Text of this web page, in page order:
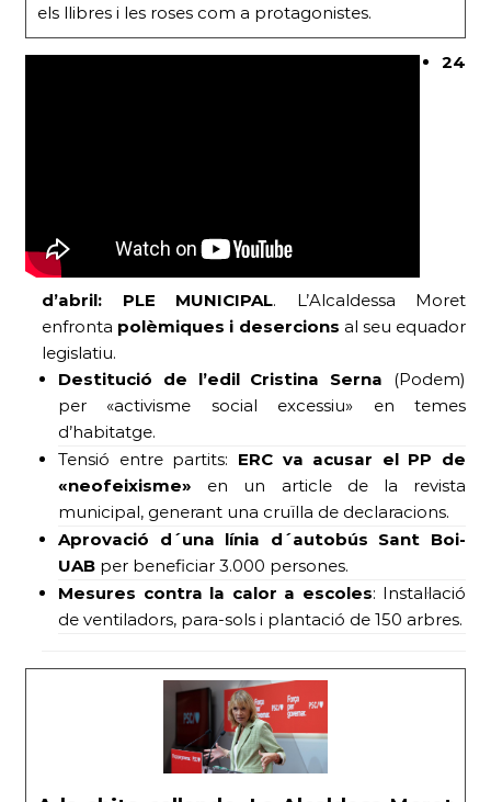
els llibres i les roses com a protagonistes.
24
d’abril: PLE MUNICIPAL. L’Alcaldessa Moret
enfronta polèmiques i desercions al seu equador
legislatiu.
Destitució de l’edil Cristina Serna (Podem)
per «activisme social excessiu» en temes
d’habitatge.
Tensió entre partits: ERC va acusar el PP de
«neofeixisme» en un article de la revista
municipal, generant una cruïlla de declaracions.
Aprovació d´una línia d´autobús Sant Boi-
UAB per beneficiar 3.000 persones.
Mesures contra la calor a escoles: Instal·lació
de ventiladors, para-sols i plantació de 150 arbres.